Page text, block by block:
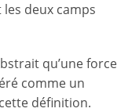
deux camps
qu’une force
comme un
définition.